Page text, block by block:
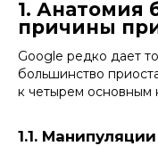
1. Анатомия
причины
Google редко дает
большинство
к четырем основным
1.1.